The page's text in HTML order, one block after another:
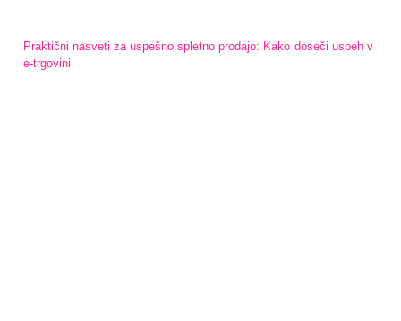
Praktični nasveti za uspešno spletno prodajo: Kako doseči uspeh v
e-trgovini